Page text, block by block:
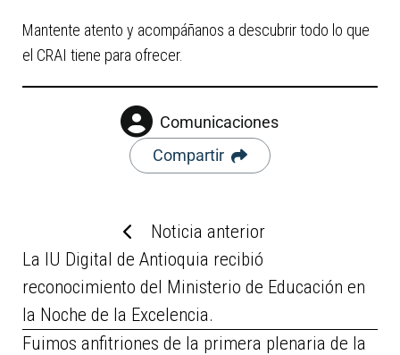
Mantente atento y acompáñanos a descubrir todo lo que
el CRAI tiene para ofrecer.
Comunicaciones
Compartir
Noticia anterior
La IU Digital de Antioquia recibió
reconocimiento del Ministerio de Educación en
la Noche de la Excelencia.
Fuimos anfitriones de la primera plenaria de la